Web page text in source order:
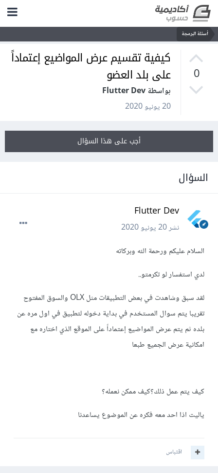
أسئلة البرمجة
0
كيفية تقسيم عرض المواضيع إعتماداً
على بلد العضو
بواسطة Flutter Dev
20 يونيو 2020
أجب على هذا السؤال
السؤال
Flutter Dev
نشر20 يونيو 2020
السلام عليكم ورحمة الله وبركاته
لدي استفسار لو تكرمتو..
لقد سبق وشاهدت في بعض التطبيقات مثل OLX والسوق المفتوح
تقريبا يتم سوال المستخدم في بداية دخوله لتطبيق في اول مره عن
بلده ثم يتم عرض المواضيع إعتماداً على الموقع الذي اختاره مع
امكانية عرض الجميع طبعا
كيف يتم عمل ذلك؟كيف ممكن نعمله؟
ياليت اذا احد معه فكره عن الموضوع يساعدنا
اقتباس